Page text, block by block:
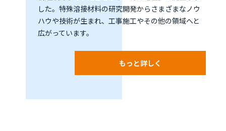
した。特殊溶接材料の研究開発からさまざまなノウ
ハウや技術が生まれ、工事施工やその他の領域へと
広がっています。
もっと詳しく